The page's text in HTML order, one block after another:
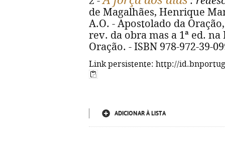
de Magalhães, Henrique
A.O. - Apostolado da
rev. da obra mas a 1ª ed.
Oração. - ISBN 978-972-39-
Link persistente: http://
ADICIONAR À LISTA